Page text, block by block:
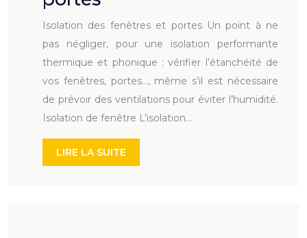
Isolation des fenêtres et portes Un point à ne
pas négliger, pour une isolation performante
thermique et phonique : vérifier l’étanchéité de
vos fenêtres, portes…, même s’il est nécessaire
de prévoir des ventilations pour éviter l’humidité.
Isolation de fenêtre L’isolation…
LIRE LA SUITE